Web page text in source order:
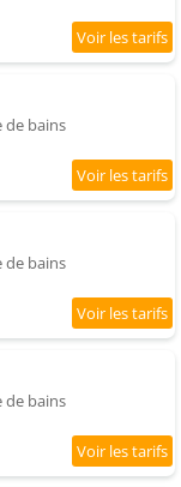
de bains
de bains
de bains